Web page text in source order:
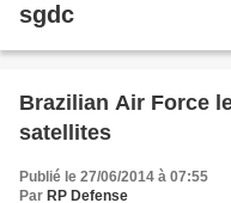
sgdc
Brazilian Air Force
satellites
Publié le 27/06/2014 à 07:55
Par RP Defense